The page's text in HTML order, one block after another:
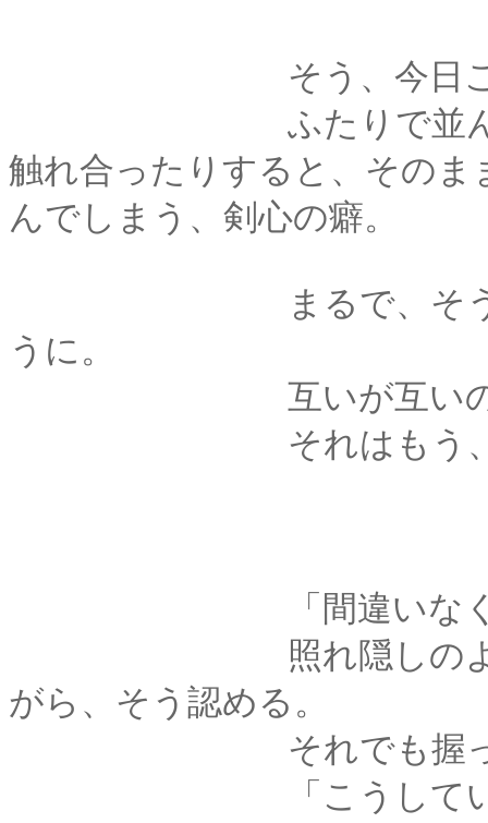
そう、今日この時
ふたりで並んで歩い
触れ合ったりすると、その
んでしまう、剣心の癖。
まるで、そうしてい
うに。
互いが互いの一部
それはもう、殆ど無
「間違いなく、癖
照れ隠しのように、
がら、そう認める。
それでも握った手
「こうしている